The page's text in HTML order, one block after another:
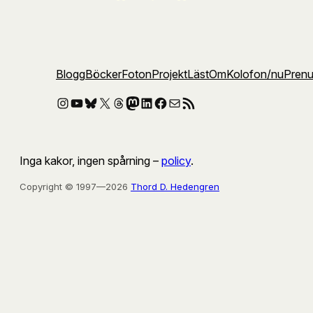
BloggBöckerFotonProjektLästOmKolofon/nu
Instagram
YouTube
Bluesky
X Threads
Mastodon
LinkedIn
Facebook
E-postRSS-flöde
Inga kakor, ingen spårning – policy.
Copyright © 1997—2026 Thord D. Hedengren